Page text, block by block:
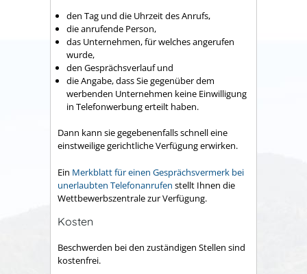
den Tag und die Uhrzeit des Anrufs,
die anrufende Person,
das Unternehmen, für welches angerufen
wurde,
den Gesprächsverlauf und
die Angabe, dass Sie gegenüber dem
werbenden Unternehmen keine Einwilligung
in Telefonwerbung erteilt haben.
Dann kann sie gegebenenfalls schnell eine
einstweilige gerichtliche Verfügung erwirken.
Ein Merkblatt für einen Gesprächsvermerk bei
unerlaubten Telefonanrufen stellt Ihnen die
Wettbewerbszentrale zur Verfügung.
Kosten
Beschwerden bei den zuständigen Stellen sind
kostenfrei.